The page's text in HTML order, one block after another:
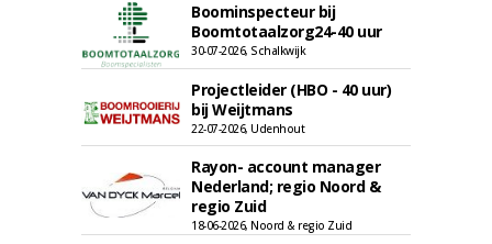
Boominspecteur bij
Boomtotaalzorg24-40 uur
30-07-2026, Schalkwijk
Projectleider (HBO - 40 uur)
bij Weijtmans
22-07-2026, Udenhout
Rayon- account manager
Nederland; regio Noord &
regio Zuid
18-06-2026, Noord & regio Zuid